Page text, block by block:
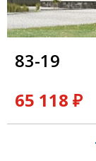
83-19
65 118 ₽